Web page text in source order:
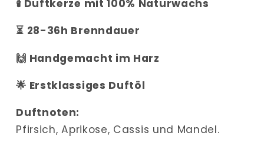
🕯 Duftkerze mit 100% Naturwachs
⏳ 28-36h Brenndauer
🙌 Handgemacht im Harz
🌟 Erstklassiges Duftöl
Duftnoten:
Pfirsich, Aprikose, Cassis und Mandel.